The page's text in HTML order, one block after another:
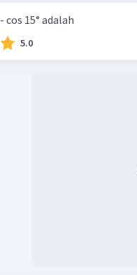
cos 15° adalah
5.0